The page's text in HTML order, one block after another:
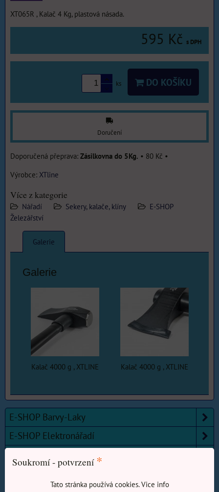
XT065R , Kalač 4 Kg, plastová násada.
595 Kč s DPH
ks DO KOŠÍKU
Doručení
Zásilkovna do 5Kg. • 80 Kč •
Výrobce: XTline
Více z kategorie
Nářadí Sekery, kalače, klíny
E-SHOP
Železářství
Galerie
Galerie
Kalač 4000 g , XTLINE Kalač 4000 g , XTLINE
E-SHOP Barvy-Laky
E-SHOP Elektronářadí
E-SHOP Elektro, Domácí potřeby, Zahrada
Soukromí - potvrzení *
Tato stránka používá cookies. Vice info